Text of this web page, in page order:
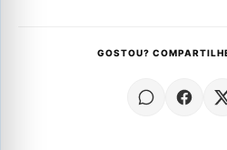
GOSTOU?